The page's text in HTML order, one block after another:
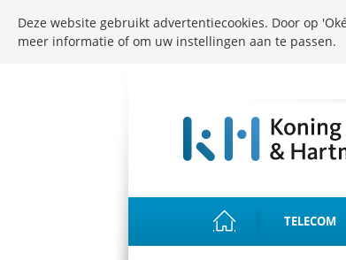
TELECOM
Deze website gebruikt advertentiecookies. Door op
meer informatie of om uw instellingen aan te passen.